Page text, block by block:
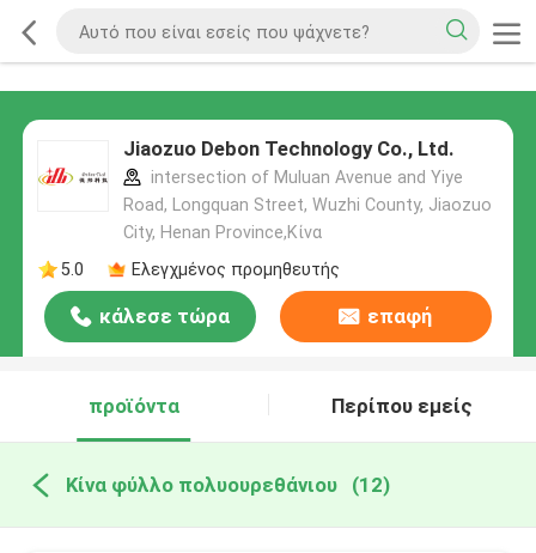
Jiaozuo Debon Technology Co., Ltd.
intersection of Muluan Avenue and Yiye
Road, Longquan Street, Wuzhi County, Jiaozuo
City, Henan Province,Κίνα
5.0
Ελεγχμένος προμηθευτής
κάλεσε τώρα επαφή
προϊόντα Περίπου εμείς
Κίνα φύλλο πολυουρεθάνιου (12)